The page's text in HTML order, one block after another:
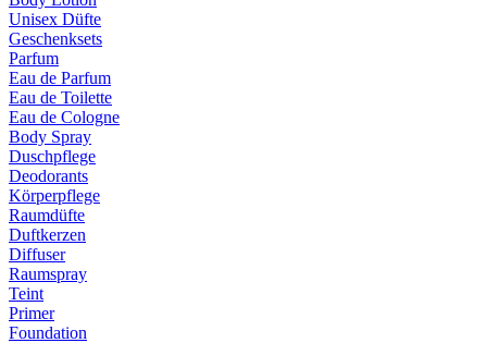
Unisex Düfte
Geschenksets
Parfum
Eau de Parfum
Eau de Toilette
Eau de Cologne
Body Spray
Duschpflege
Deodorants
Körperpflege
Raumdüfte
Duftkerzen
Diffuser
Raumspray
Teint
Primer
Foundation